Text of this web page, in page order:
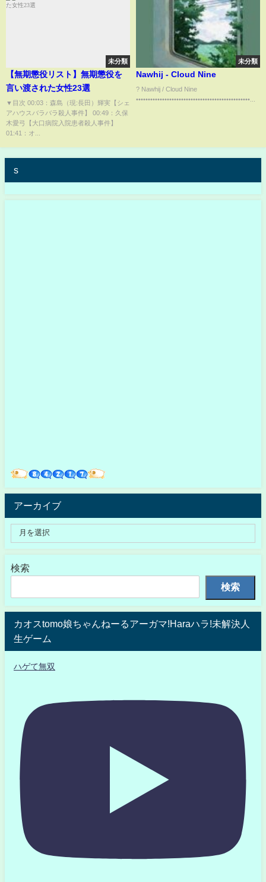
未分類
【無期懲役リスト】無期懲役を
言い渡された女性23選
▼目次 00:03：森島（現:長田）輝実【シェ
アハウスバラバラ殺人事件】 00:49：久保
木愛弓【大口病院入院患者殺人事件】
01:41：オ...
未分類
Nawhij - Cloud Nine
? Nawhij / Cloud Nine
••••••••••••••••••••••••••••••••••••••••••••••••...
s
アーカイブ
検索
検索
カオスtomo娘ちゃんねーるアーガマ!Haraハラ!未解決人
生ゲーム
ハゲて無双